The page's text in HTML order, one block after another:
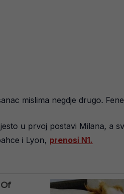
mislima negdje drugo.
u prvoj postavi Milana, a
i Lyon, prenosi N1.